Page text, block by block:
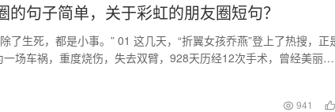
的句子简单，关于彩虹的朋友圈短句？
了生死，都是小事。” 01 这几天，“折翼女孩乔燕”登上了热搜，正
场车祸，重度烧伤，失去双臂，928天历经12次手术，曾经美丽的
941